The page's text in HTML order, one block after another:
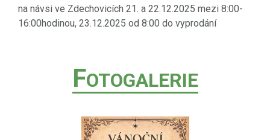
na návsi ve Zdechovicích 21. a 22.12.2025 mezi 8:00-
16:00hodinou, 23.12.2025 od 8:00 do vyprodání
FOTOGALERIE